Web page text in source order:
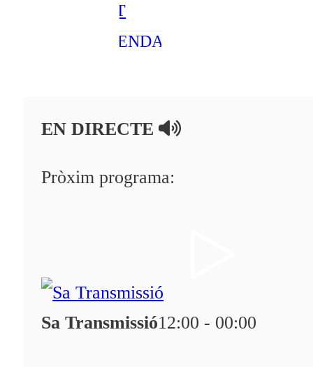
AMBIENT
AGENDA
Programació
EN DIRECTE
Pròxim programa:
Sa Transmissió12:00 - 00:00